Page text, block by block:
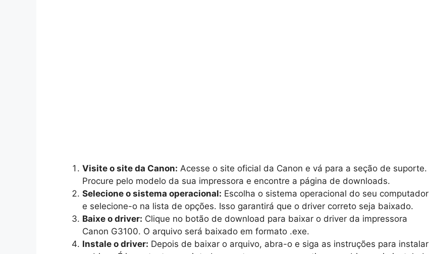
Visite o site da Canon: Acesse o site oficial da Canon e vá para a seção de suporte.
Procure pelo modelo da sua impressora e encontre a página de downloads.
Selecione o sistema operacional: Escolha o sistema operacional do seu computador
e selecione-o na lista de opções. Isso garantirá que o driver correto seja baixado.
Baixe o driver: Clique no botão de download para baixar o driver da impressora
Canon G3100. O arquivo será baixado em formato .exe.
Instale o driver: Depois de baixar o arquivo, abra-o e siga as instruções para instalar